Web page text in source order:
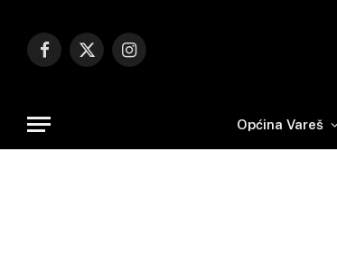
Facebook
X
Instagram
Općina Vareš